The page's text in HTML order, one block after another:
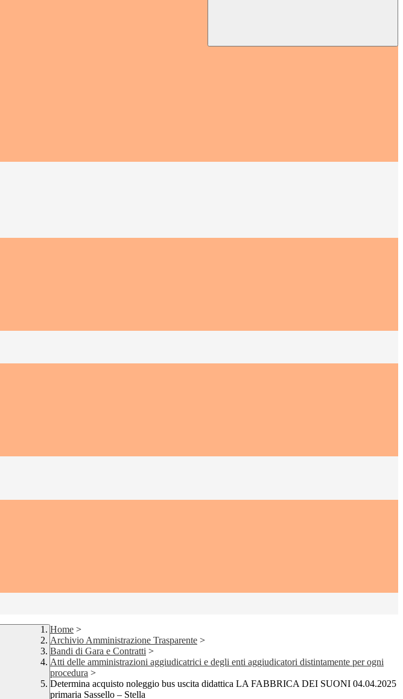
Home >
Archivio Amministrazione Trasparente >
Bandi di Gara e Contratti >
Atti delle amministrazioni aggiudicatrici e degli enti aggiudicatori distintamente per ogni
procedura >
Determina acquisto noleggio bus uscita didattica LA FABBRICA DEI SUONI 04.04.2025
primaria Sassello – Stella